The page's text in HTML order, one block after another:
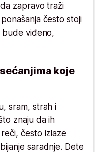
zapravo traži
često stoji
viđeno,
koje
sram, strah i
znaju da ih
često izlaze
saradnje. Dete